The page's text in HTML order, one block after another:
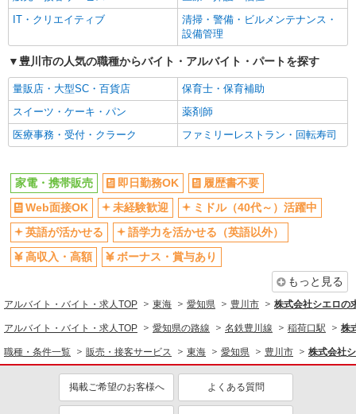
IT・クリエイティブ
清掃・警備・ビルメンテナンス・
設備管理
豊川市の人気の職種からバイト・アルバイト・パートを探す
量販店・大型SC・百貨店
保育士・保育補助
スイーツ・ケーキ・パン
薬剤師
医療事務・受付・クラーク
ファミリーレストラン・回転寿司
家電・携帯販売 即日勤務OK
履歴書不要
Web面接OK
未経験歓迎
ミドル（40代～）活躍中
英語が活かせる
語学力を活かせる（英語以外）
高収入・高額
ボーナス・賞与あり
もっと見る
アルバイト・バイト・求人TOP 東海 愛知県 豊川市 株式会社シエロの
アルバイト・バイト・求人TOP 愛知県の路線 名鉄豊川線 稲荷口駅 株
職種・条件一覧 販売・接客サービス 東海 愛知県 豊川市 株式会社
掲載ご希望のお客様へ よくある質問